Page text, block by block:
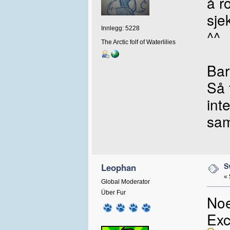
Innlegg: 5228
The Arctic folf of Waterlilies
^^
Så
Leophan
Global Moderator
Über Fur
«